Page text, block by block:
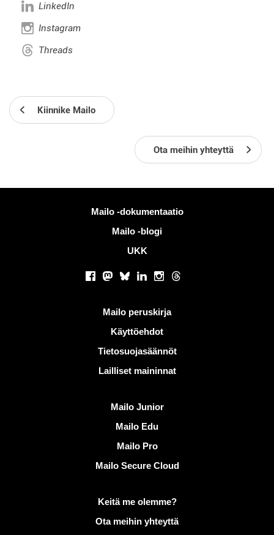
LinkedIn
Instagram
Threads
Kiinnike Mailo
Ota meihin yhteyttä
Mailo -dokumentaatio
Mailo -blogi
UKK
Facebook
Mastodon
BlueskyLinkedInInstagram
Threads
Mailo peruskirja
Käyttöehdot
Tietosuojasäännöt
Lailliset maininnat
Mailo Junior
Mailo Edu
Mailo Pro
Mailo Secure Cloud
Lisätietoja aiheesta MailoKeitä me olemme?
Ota meihin yhteyttä